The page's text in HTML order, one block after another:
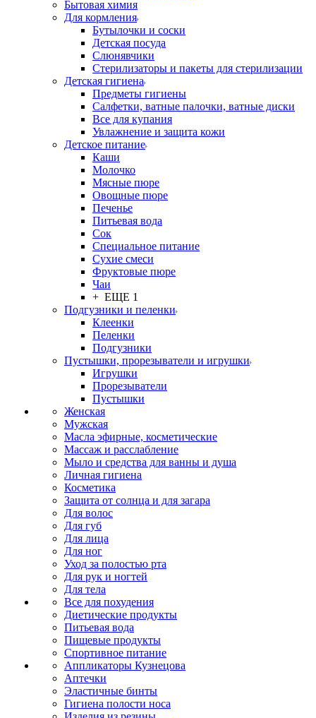
Бытовая химия
Для кормления
Бутылочки и соски
Детская посуда
Слюнявчики
Стерилизаторы и пакеты для стерилизации
Детская гигиена
Предметы гигиены
Салфетки, ватные палочки, ватные диски
Все для купания
Увлажнение и защита кожи
Детское питание
Каши
Молочко
Мясные пюре
Овощные пюре
Печенье
Питьевая вода
Сок
Специальное питание
Сухие смеси
Фруктовые пюре
Чаи
+ ЕЩЕ 1
Подгузники и пеленки
Клеенки
Пеленки
Подгузники
Пустышки, прорезыватели и игрушки
Игрушки
Прорезыватели
Пустышки
Женская
Мужская
Масла эфирные, косметические
Массаж и расслабление
Мыло и средства для ванны и душа
Личная гигиена
Косметика
Защита от солнца и для загара
Для волос
Для губ
Для лица
Для ног
Уход за полостью рта
Для рук и ногтей
Для тела
Все для похудения
Диетические продукты
Питьевая вода
Пищевые продукты
Спортивное питание
Аппликаторы Кузнецова
Аптечки
Эластичные бинты
Гигиена полости носа